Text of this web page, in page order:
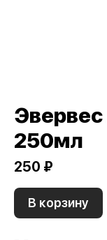
250мл
250 ₽
В корзину